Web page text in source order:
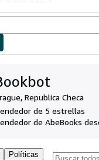
Republica Checa
de 5 estrellas
de AbeBooks
Políticas